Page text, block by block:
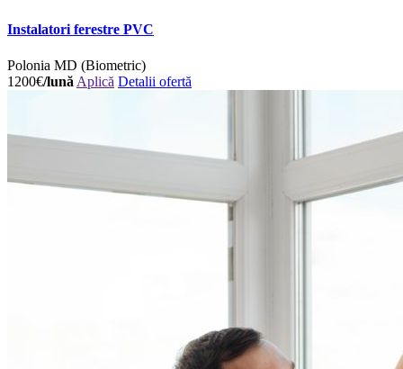
Instalatori ferestre PVC
Polonia MD (Biometric)
1200€/lună Aplică Detalii ofertă